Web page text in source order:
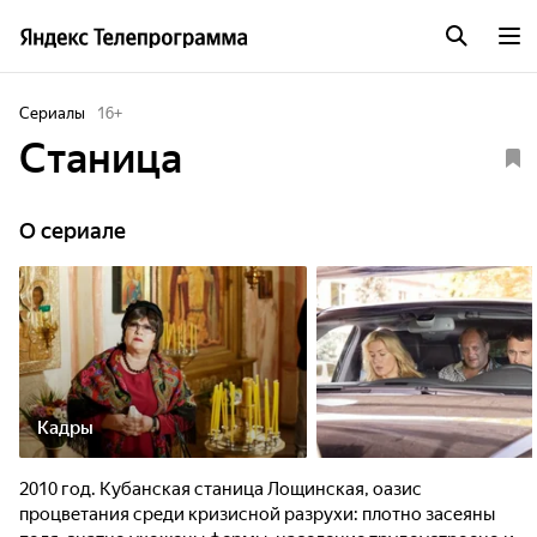
Сериалы 16+
Станица
O сериале
Кадры
2010 год. Кубанская станица Лощинская, оазис
процветания среди кризисной разрухи: плотно засеяны